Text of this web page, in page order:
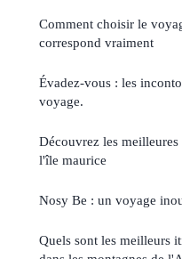
Comment choisir le
correspond vraiment
Évadez-vous : les
voyage.
Découvrez les
l'île maurice
Nosy Be : un voyage
Quels sont les meilleurs